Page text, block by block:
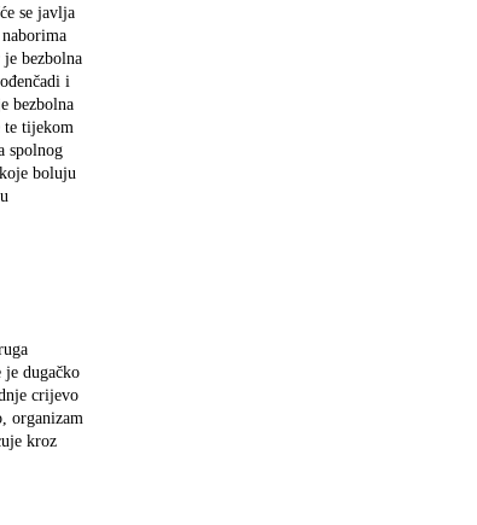
se javlja
bezbolna
i
bezbolna
te tijekom
spolnog
boluju
dugačko
crijevo
organizam
kroz